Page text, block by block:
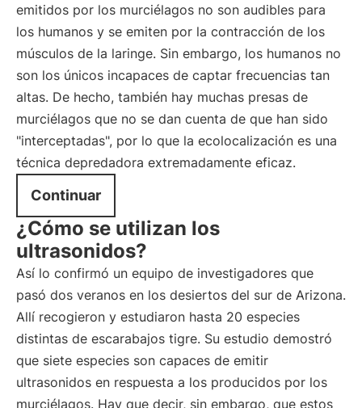
emitidos por los murciélagos no son audibles para
los humanos y se emiten por la contracción de los
músculos de la laringe. Sin embargo, los humanos no
son los únicos incapaces de captar frecuencias tan
altas. De hecho, también hay muchas presas de
murciélagos que no se dan cuenta de que han sido
"interceptadas", por lo que la ecolocalización es una
técnica depredadora extremadamente eficaz.
Continuar
¿Cómo se utilizan los
ultrasonidos?
Así lo confirmó un equipo de investigadores que
pasó dos veranos en los desiertos del sur de Arizona.
Allí recogieron y estudiaron hasta 20 especies
distintas de escarabajos tigre. Su estudio demostró
que siete especies son capaces de emitir
ultrasonidos en respuesta a los producidos por los
murciélagos. Hay que decir, sin embargo, que estos